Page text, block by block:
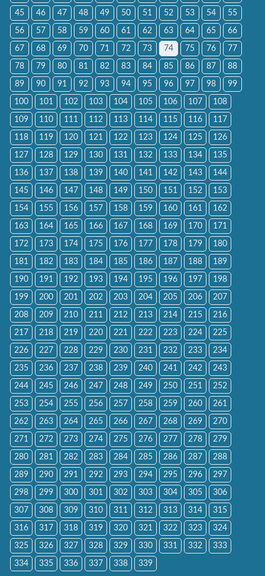
45 46 47 48 49 50 51 52 53 54 55
56 57 58 59 60 61 62 63 64 65 66
67 68 69 70 71 72 73 74 75 76 77
78 79 80 81 82 83 84 85 86 87 88
89 90 91 92 93 94 95 96 97 98 99
100 101 102 103 104 105 106 107 108
109 110 111 112 113 114 115 116 117
118 119 120 121 122 123 124 125 126
127 128 129 130 131 132 133 134 135
136 137 138 139 140 141 142 143 144
145 146 147 148 149 150 151 152 153
154 155 156 157 158 159 160 161 162
163 164 165 166 167 168 169 170 171
172 173 174 175 176 177 178 179 180
181 182 183 184 185 186 187 188 189
190 191 192 193 194 195 196 197 198
199 200 201 202 203 204 205 206 207
208 209 210 211 212 213 214 215 216
217 218 219 220 221 222 223 224 225
226 227 228 229 230 231 232 233 234
235 236 237 238 239 240 241 242 243
244 245 246 247 248 249 250 251 252
253 254 255 256 257 258 259 260 261
262 263 264 265 266 267 268 269 270
271 272 273 274 275 276 277 278 279
280 281 282 283 284 285 286 287 288
289 290 291 292 293 294 295 296 297
298 299 300 301 302 303 304 305 306
307 308 309 310 311 312 313 314 315
316 317 318 319 320 321 322 323 324
325 326 327 328 329 330 331 332 333
334 335 336 337 338 339